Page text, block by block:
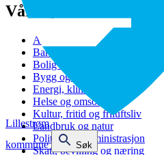
Lillestrøm
kommune
Søk
Våre tjenester
Avfall og gjenvinning
Barnehage
Bolig og sosiale tjenester
Bygg og eiendom
Energi, klima og miljø
Helse og omsorg
Kultur, fritid og friluftsliv
Landbruk og natur
Politikk og administrasjon
Skatt, bevilling og næring